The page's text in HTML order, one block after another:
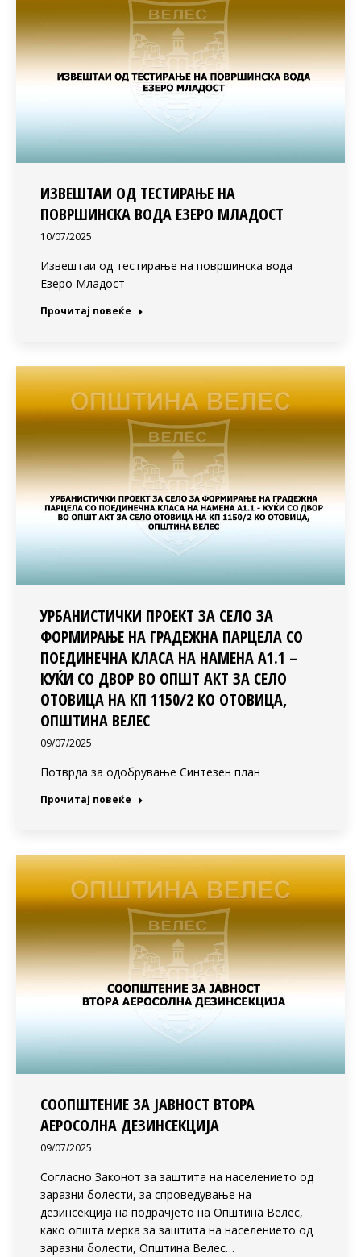
ИЗВЕШТАИ ОД ТЕСТИРАЊЕ НА
ПОВРШИНСКА ВОДА ЕЗЕРО МЛАДОСТ
10/07/2025
Извештаи од тестирање на површинска вода
Езеро Младост
Прочитај повеќе
УРБАНИСТИЧКИ ПРОЕКТ ЗА СЕЛО ЗА
ФОРМИРАЊЕ НА ГРАДЕЖНА ПАРЦЕЛА СО
ПОЕДИНЕЧНА КЛАСА НА НАМЕНА А1.1 –
КУЌИ СО ДВОР ВО ОПШТ АКТ ЗА СЕЛО
ОТОВИЦА НА КП 1150/2 КО ОТОВИЦА,
ОПШТИНА ВЕЛЕС
09/07/2025
Потврда за одобрување Синтезен план
Прочитај повеќе
СООПШТЕНИЕ ЗА ЈАВНОСТ ВТОРА
АЕРОСОЛНА ДЕЗИНСЕКЦИЈА
09/07/2025
Согласно Законот за заштита на населението од
заразни болести, за спроведување на
дезинсекција на подрачјето на Општина Велес,
како општа мерка за заштита на населението од
заразни болести, Општина Велес…